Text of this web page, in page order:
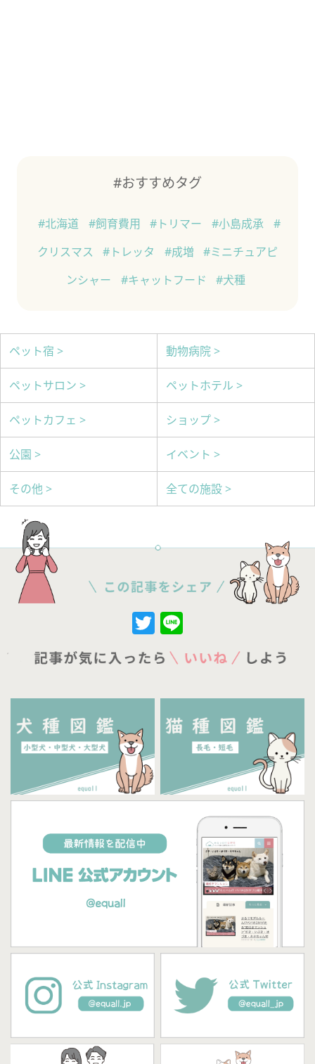
#おすすめタグ
#北海道 #飼育費用 #トリマー #小島成承
#
クリスマス
#トレッタ #成増
#ミニチュアピ
ンシャー
#キャットフード #犬種
ペット宿 > 動物病院 >
ペットサロン > ペットホテル >
ペットカフェ > ショップ >
公園 > イベント >
その他 > 全ての施設 >
Twitter